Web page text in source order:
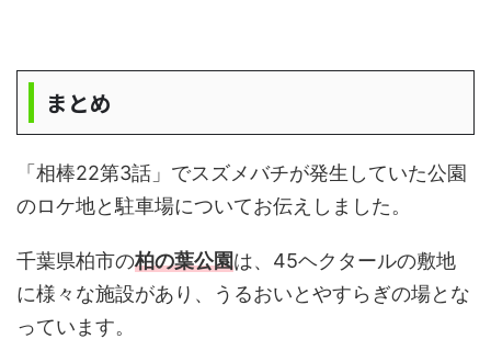
まとめ
「相棒22第3話」でスズメバチが発生していた公園
のロケ地と駐車場についてお伝えしました。
千葉県柏市の柏の葉公園は、45ヘクタールの敷地
に様々な施設があり、うるおいとやすらぎの場とな
っています。